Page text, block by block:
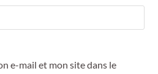
e-mail et mon site dans le